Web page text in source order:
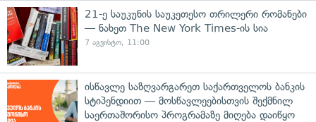
21-ე საუკუნის საუკეთესო თრილერი რომანები
— ნახეთ The New York Times-ის სია
7 აგვისტო, 11:00
ისწავლე საზღვარგარეთ საქართველოს ბანკის
სტიპენდიით — მოსწავლეებისთვის შექმნილ
საერთაშორისო პროგრამაზე მიღება დაიწყო